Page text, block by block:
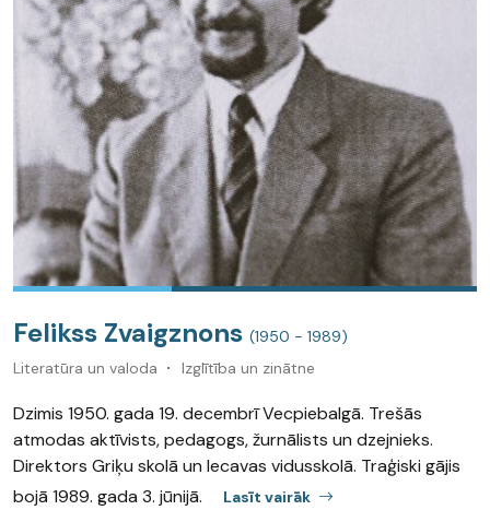
Felikss Zvaigznons (1950 - 1989)
Literatūra un valoda
Izglītība un zinātne
Dzimis 1950. gada 19. decembrī Vecpiebalgā. Trešās
atmodas aktīvists, pedagogs, žurnālists un dzejnieks.
Direktors Griķu skolā un Iecavas vidusskolā. Traģiski gājis
bojā 1989. gada 3. jūnijā.
Lasīt vairāk